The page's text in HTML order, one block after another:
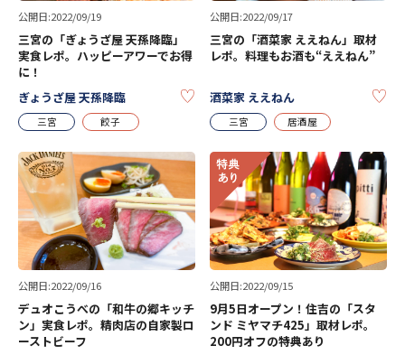
公開日:2022/09/19
三宮の「ぎょうざ屋 天孫降臨」
実食レポ。ハッピーアワーでお得
に！
ぎょうざ屋 天孫降臨
KEEP
三宮 餃子
公開日:2022/09/17
三宮の「酒菜家 ええねん」取材
レポ。料理もお酒も“ええねん”
酒菜家 ええねん
三宮 居酒屋
公開日:2022/09/16
デュオこうべの「和牛の郷キッチ
ン」実食レポ。精肉店の自家製ロ
ーストビーフ
公開日:2022/09/15
9月5日オープン！住吉の「スタ
ンド ミヤマチ425」取材レポ。
200円オフの特典あり